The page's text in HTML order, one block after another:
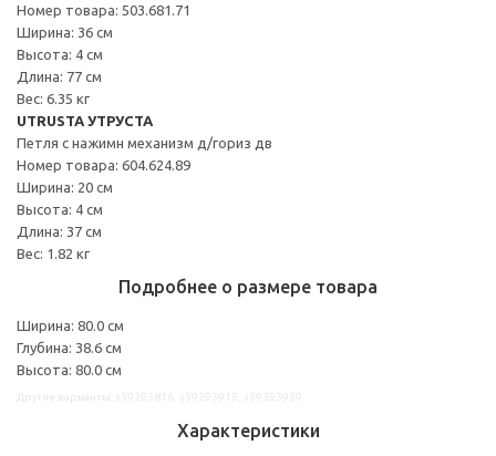
Номер товара: 503.681.71
Ширина: 36 см
Высота: 4 см
Длина: 77 см
Вес: 6.35 кг
UTRUSTA УТРУСТА
Петля с нажимн механизм д/гориз дв
Номер товара: 604.624.89
Ширина: 20 см
Высота: 4 см
Длина: 37 см
Вес: 1.82 кг
Подробнее о размере товара
Ширина: 80.0 см
Глубина: 38.6 см
Высота: 80.0 см
Характеристики